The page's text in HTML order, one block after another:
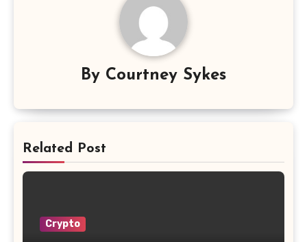
By Courtney Sykes
Related Post
Crypto